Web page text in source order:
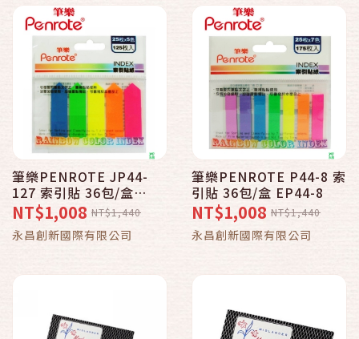
筆樂PENROTE JP44-
127 索引貼 36包/盒
EJP44-127-5
NT$1,008 NT$1,440
永昌創新國際有限公司
筆樂PENROTE P44-8 索
引貼 36包/盒 EP44-8
NT$1,008 NT$1,440
永昌創新國際有限公司